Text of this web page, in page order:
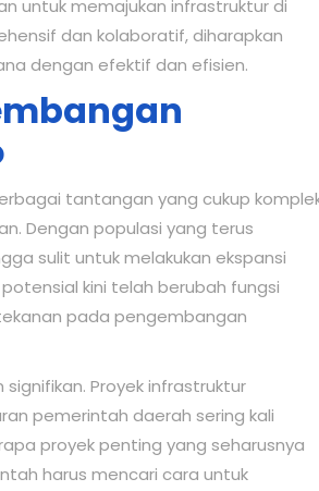
untuk memajukan infrastruktur di
dan kolaboratif, diharapkan
dengan efektif dan efisien.
tantangan yang cukup
Dengan populasi yang terus
sulit untuk melakukan ekspansi
kini telah berubah fungsi
pada pengembangan
Proyek infrastruktur
pemerintah daerah sering kali
proyek penting yang seharusnya
harus mencari cara untuk